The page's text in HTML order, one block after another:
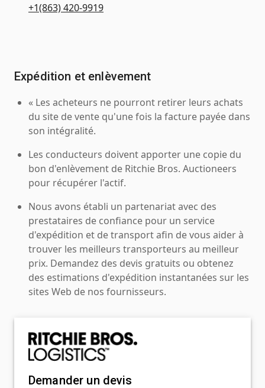
+1(863) 420-9919
Expédition et enlèvement
« Les acheteurs ne pourront retirer leurs achats
du site de vente qu'une fois la facture payée dans
son intégralité.
Les conducteurs doivent apporter une copie du
bon d'enlèvement de Ritchie Bros. Auctioneers
pour récupérer l'actif.
Nous avons établi un partenariat avec des
prestataires de confiance pour un service
d'expédition et de transport afin de vous aider à
trouver les meilleurs transporteurs au meilleur
prix. Demandez des devis gratuits ou obtenez
des estimations d'expédition instantanées sur les
sites Web de nos fournisseurs.
Demander un devis